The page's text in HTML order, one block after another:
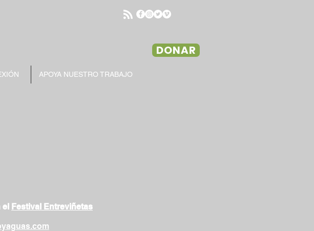
DONAR
APOYA NUESTRO TRABAJO
Festival Entreviñetas